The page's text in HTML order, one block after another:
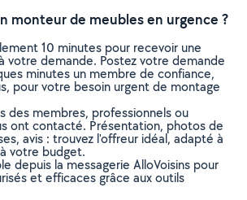
monteur de meubles en urgence ?
10 minutes pour recevoir une
votre demande. Postez votre demande
minutes un membre de confiance,
pour votre besoin urgent de montage
des membres, professionnels ou
ont contacté. Présentation, photos de
avis : trouvez l'offreur idéal, adapté à
votre budget.
depuis la messagerie AlloVoisins pour
et efficaces grâce aux outils